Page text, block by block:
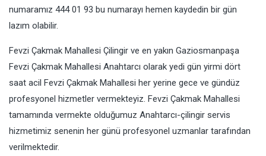
numaramız 444 01 93 bu numarayı hemen kaydedin bir gün
lazım olabilir.
Fevzi Çakmak Mahallesi Çilingir ve en yakın Gaziosmanpaşa
Fevzi Çakmak Mahallesi Anahtarcı olarak yedi gün yirmi dört
saat acil Fevzi Çakmak Mahallesi her yerine gece ve gündüz
profesyonel hizmetler vermekteyiz. Fevzi Çakmak Mahallesi
tamamında vermekte olduğumuz Anahtarcı-çilingir servis
hizmetimiz senenin her günü profesyonel uzmanlar tarafından
verilmektedir.